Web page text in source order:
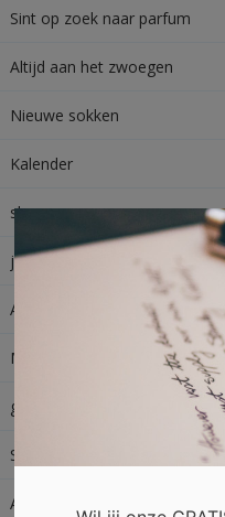
Sint op zoek naar parfum
Altijd aan het zwoegen
Nieuwe sokken
Kalender
shoppen
judo en lezen
Aftershave
Mooie wereldbol
game gedicht
Sint gedicht voor broertje
Actuele zaken in Nederland